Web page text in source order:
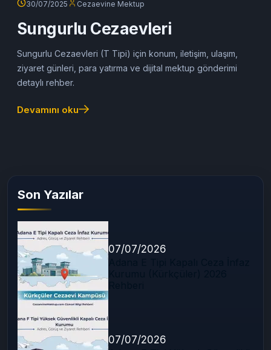
30/07/2025 Cezaevine Mektup
Sungurlu Cezaevleri
Sungurlu Cezaevleri (T Tipi) için konum, iletişim, ulaşım,
ziyaret günleri, para yatırma ve dijital mektup gönderimi
detaylı rehber.
Devamını oku
Son Yazılar
07/07/2026
07/07/2026